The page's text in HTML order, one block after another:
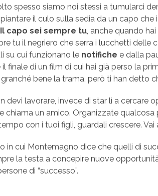
spesso siamo noi stessi a tumularci
il culo sulla sedia da un capo
Il capo sei sempre tu, anche quando
tu il negriero che serra i lucchetti delle
su cui funzionano le notifiche e dalla
finale di un film di cui hai già perso la
bene la trama, però ti han detto
devi lavorare, invece di star lì a cercare
chiama un amico. Organizzate
con i tuoi figli, guardali crescere.
in cui Montemagno dice che quelli di
la testa a concepire nuove
di “successo”.